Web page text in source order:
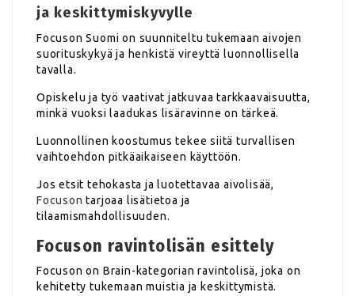
ja keskittymiskyvylle
Focuson Suomi on suunniteltu tukemaan aivojen
suorituskykyä ja henkistä vireyttä luonnollisella
tavalla.
Opiskelu ja työ vaativat jatkuvaa tarkkaavaisuutta,
minkä vuoksi laadukas lisäravinne on tärkeä.
Luonnollinen koostumus tekee siitä turvallisen
vaihtoehdon pitkäaikaiseen käyttöön.
Jos etsit tehokasta ja luotettavaa aivolisää,
Focuson tarjoaa lisätietoa ja
tilaamismahdollisuuden.
Focuson ravintolisän esittely
Focuson on Brain-kategorian ravintolisä, joka on
kehitetty tukemaan muistia ja keskittymistä.